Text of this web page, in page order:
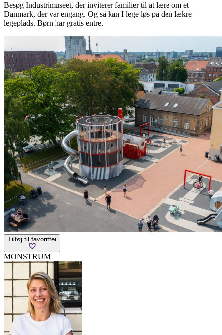
Besøg Industrimuseet, der inviterer familier til at lære om et
Danmark, der var engang. Og så kan I lege løs på den lækre
legeplads. Børn har gratis entre.
Tilføj til favoritter
MONSTRUM